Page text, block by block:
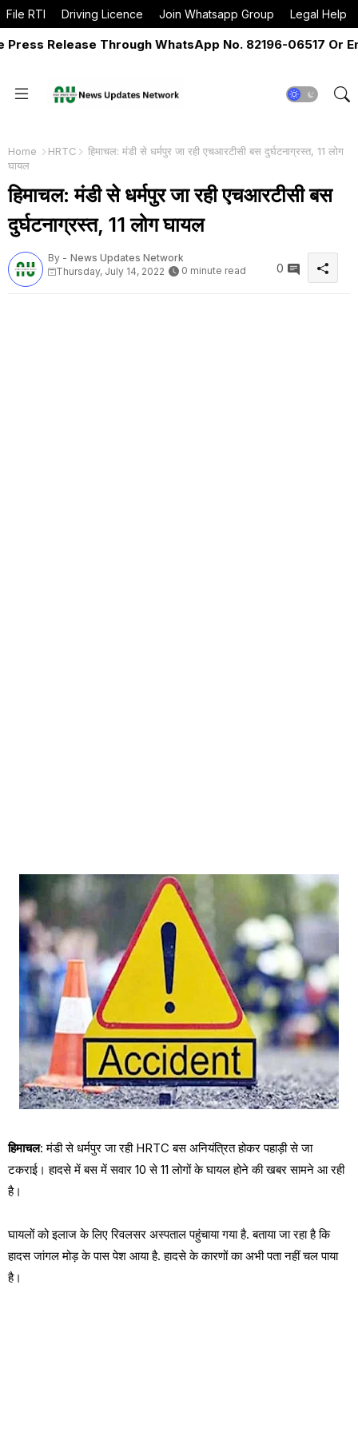
File RTI Driving Licence Join Whatsapp Group Legal Help
Release Through WhatsApp No. 82196-06517 Or
Home HRTC
हिमाचल: मंडी से धर्मपुर जा रही एचआरटीसी बस दुर्घटनाग्रस्त, 11 लोग
घायल
हिमाचल: मंडी से धर्मपुर जा रही एचआरटीसी बस
दुर्घटनाग्रस्त, 11 लोग घायल
By - News Updates Network
Thursday, July 14, 2022
0 minute read 0
हिमाचल: मंडी से धर्मपुर जा रही HRTC बस अनियंत्रित होकर पहाड़ी से जा
टकराई। हादसे में बस में सवार 10 से 11 लोगों के घायल होने की खबर सामने आ रही
है।
घायलों को इलाज के लिए रिवलसर अस्पताल पहुंचाया गया है. बताया जा रहा है कि
हादस जांगल मोड़ के पास पेश आया है. हादसे के कारणों का अभी पता नहीं चल पाया
है।